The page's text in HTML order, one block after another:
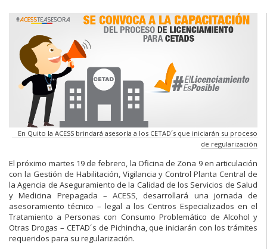
En Quito la ACESS brindará asesoría a los CETAD´s que iniciarán su proceso
de regularización
El próximo martes 19 de febrero, la Oficina de Zona 9 en articulación
con la Gestión de Habilitación, Vigilancia y Control Planta Central de
la Agencia de Aseguramiento de la Calidad de los Servicios de Salud
y Medicina Prepagada – ACESS, desarrollará una jornada de
asesoramiento técnico – legal a los Centros Especializados en el
Tratamiento a Personas con Consumo Problemático de Alcohol y
Otras Drogas – CETAD´s de Pichincha, que iniciarán con los trámites
requeridos para su regularización.